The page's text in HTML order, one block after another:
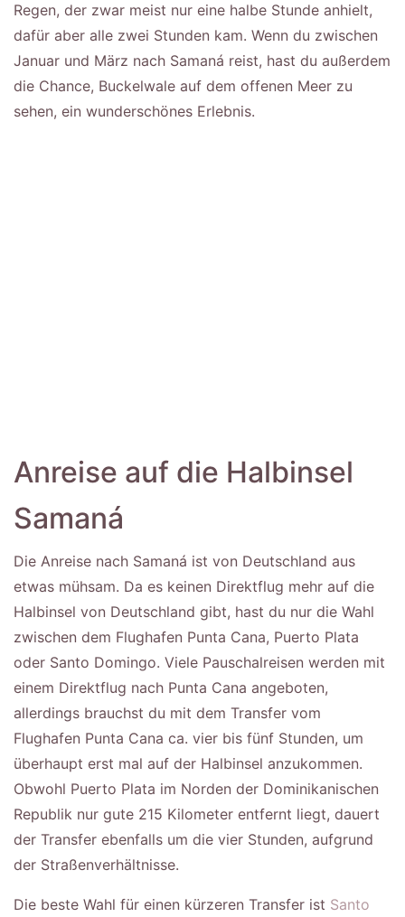
Regen, der zwar meist nur eine halbe Stunde anhielt,
dafür aber alle zwei Stunden kam. Wenn du zwischen
Januar und März nach Samaná reist, hast du außerdem
die Chance, Buckelwale auf dem offenen Meer zu
sehen, ein wunderschönes Erlebnis.
Anreise auf die Halbinsel
Samaná
Die Anreise nach Samaná ist von Deutschland aus
etwas mühsam. Da es keinen Direktflug mehr auf die
Halbinsel von Deutschland gibt, hast du nur die Wahl
zwischen dem Flughafen Punta Cana, Puerto Plata
oder Santo Domingo. Viele Pauschalreisen werden mit
einem Direktflug nach Punta Cana angeboten,
allerdings brauchst du mit dem Transfer vom
Flughafen Punta Cana ca. vier bis fünf Stunden, um
überhaupt erst mal auf der Halbinsel anzukommen.
Obwohl Puerto Plata im Norden der Dominikanischen
Republik nur gute 215 Kilometer entfernt liegt, dauert
der Transfer ebenfalls um die vier Stunden, aufgrund
der Straßenverhältnisse.
Die beste Wahl für einen kürzeren Transfer ist Santo